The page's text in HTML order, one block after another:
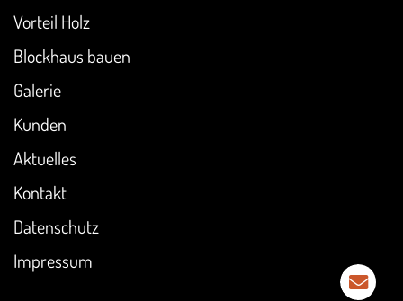
Vorteil Holz
Blockhaus bauen
Galerie
Kunden
Aktuelles
Kontakt
Datenschutz
Impressum